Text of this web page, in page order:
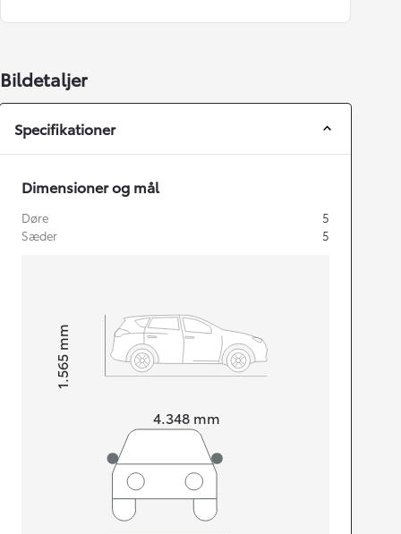
Bildetaljer
Specifikationer
Dimensioner og mål
Døre
5
Sæder
5
4.348 mm
Højt1.565
mm